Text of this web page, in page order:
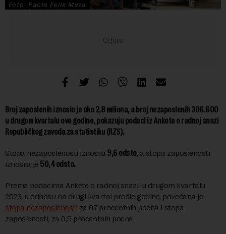
Foto: Paola Felix Meza
Broj zaposlenih iznosio je oko 2,8 miliona, a broj nezaposlenih 306.600
u drugom kvartalu ove godine, pokazuju podaci iz Ankete o radnoj snazi
Republičkog zavoda za statistiku (RZS).
Stopa nezaposlenosti iznosila 9,6 odsto, a stopa zaposlenosti
iznosila je 50,4 odsto.
Prema podacima Ankete o radnoj snazi, u drugom kvartalu
2023, u odnosu na drugi kvartal prošle godine, povećana je
stopa nezaposlenosti za 0,7 procentnih poena i stopa
zaposlenosti, za 0,5 procentnih poena.